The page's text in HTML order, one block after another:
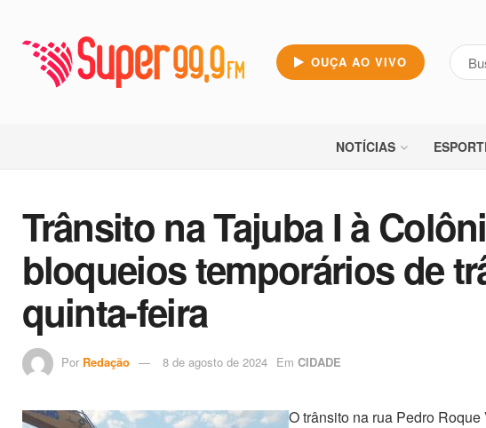
OUÇA AO VIVO
NOTÍCIAS
Trânsito na Tajuba I à
bloqueios temporários de
quinta-feira
Por Redação 8 de agosto de 2024 Em CIDADE
O trânsito na rua Pedro